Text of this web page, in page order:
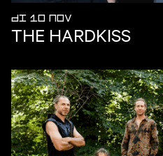
DI 10 NOV
THE HARDKISS